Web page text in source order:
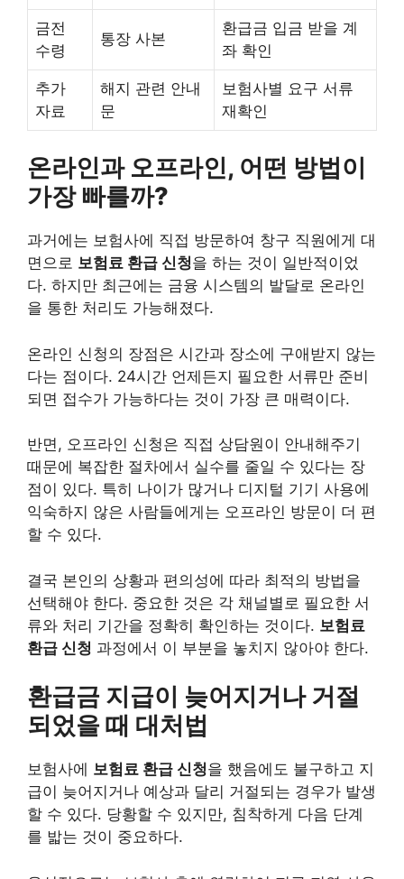
금전
수령
통장 사본
환급금 입금 받을 계
좌 확인
추가
자료
해지 관련 안내
문
보험사별 요구 서류
재확인
온라인과 오프라인, 어떤 방법이
가장 빠를까?
과거에는 보험사에 직접 방문하여 창구 직원에게 대
면으로 보험료 환급 신청을 하는 것이 일반적이었
다. 하지만 최근에는 금융 시스템의 발달로 온라인
을 통한 처리도 가능해졌다.
온라인 신청의 장점은 시간과 장소에 구애받지 않는
다는 점이다. 24시간 언제든지 필요한 서류만 준비
되면 접수가 가능하다는 것이 가장 큰 매력이다.
반면, 오프라인 신청은 직접 상담원이 안내해주기
때문에 복잡한 절차에서 실수를 줄일 수 있다는 장
점이 있다. 특히 나이가 많거나 디지털 기기 사용에
익숙하지 않은 사람들에게는 오프라인 방문이 더 편
할 수 있다.
결국 본인의 상황과 편의성에 따라 최적의 방법을
선택해야 한다. 중요한 것은 각 채널별로 필요한 서
류와 처리 기간을 정확히 확인하는 것이다. 보험료
환급 신청 과정에서 이 부분을 놓치지 않아야 한다.
환급금 지급이 늦어지거나 거절
되었을 때 대처법
보험사에 보험료 환급 신청을 했음에도 불구하고 지
급이 늦어지거나 예상과 달리 거절되는 경우가 발생
할 수 있다. 당황할 수 있지만, 침착하게 다음 단계
를 밟는 것이 중요하다.